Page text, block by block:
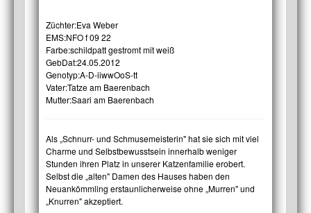
Züchter:Eva Weber
EMS:NFO f 09 22
Farbe:schildpatt gestromt mit weiß
GebDat:24.05.2012
Genotyp:A-D-iiwwOoS-tt
Vater:Tatze am Baerenbach
Mutter:Saari am Baerenbach
Als „Schnurr- und Schmusemeisterin" hat sie sich mit viel
Charme und Selbstbewusstsein innerhalb weniger
Stunden ihren Platz in unserer Katzenfamilie erobert.
Selbst die „alten" Damen des Hauses haben den
Neuankömmling erstaunlicherweise ohne „Murren" und
„Knurren" akzeptiert.